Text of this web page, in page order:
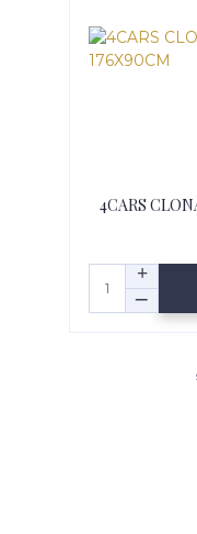
4CARS